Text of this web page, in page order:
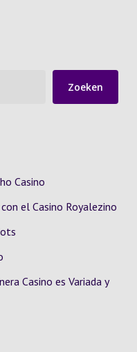
Zoeken
Casino
el Casino Royalezino
Casino es Variada y